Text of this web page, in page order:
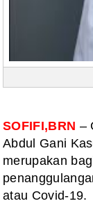
SOFIFI,BRN –
Abdul Gani
merupakan
atau Covid-19.